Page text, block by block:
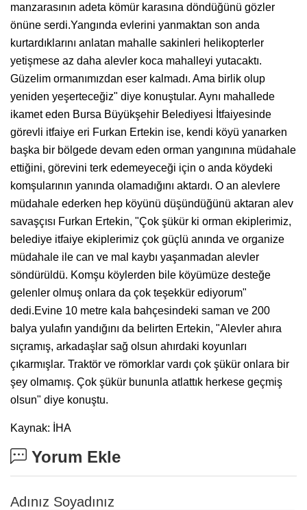
manzarasının adeta kömür karasına döndüğünü gözler
önüne serdi.Yangında evlerini yanmaktan son anda
kurtardıklarını anlatan mahalle sakinleri helikopterler
yetişmese az daha alevler koca mahalleyi yutacaktı.
Güzelim ormanımızdan eser kalmadı. Ama birlik olup
yeniden yeşerteceğiz" diye konuştular. Aynı mahallede
ikamet eden Bursa Büyükşehir Belediyesi İtfaiyesinde
görevli itfaiye eri Furkan Ertekin ise, kendi köyü yanarken
başka bir bölgede devam eden orman yangınına müdahale
ettiğini, görevini terk edemeyeceği için o anda köydeki
komşularının yanında olamadığını aktardı. O an alevlere
müdahale ederken hep köyünü düşündüğünü aktaran alev
savaşçısı Furkan Ertekin, "Çok şükür ki orman ekiplerimiz,
belediye itfaiye ekiplerimiz çok güçlü anında ve organize
müdahale ile can ve mal kaybı yaşanmadan alevler
söndürüldü. Komşu köylerden bile köyümüze desteğe
gelenler olmuş onlara da çok teşekkür ediyorum"
dedi.Evine 10 metre kala bahçesindeki saman ve 200
balya yulafın yandığını da belirten Ertekin, "Alevler ahıra
sıçramış, arkadaşlar sağ olsun ahırdaki koyunları
çıkarmışlar. Traktör ve römorklar vardı çok şükür onlara bir
şey olmamış. Çok şükür bununla atlattık herkese geçmiş
olsun" diye konuştu.
Kaynak: İHA
Yorum Ekle
Adınız Soyadınız